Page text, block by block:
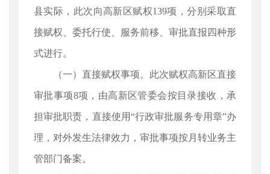
县实际，此次向高新区赋权139项，分别采取直
接赋权、委托行使、服务前移、审批直报四种形
式进行。
（一）直接赋权事项。此次赋权高新区直接
审批事项8项，由高新区管委会按目录接收，承
担审批职责，直接使用“行政审批服务专用章”办
理，对外发生法律效力，审批事项按月转业务主
管部门备案。